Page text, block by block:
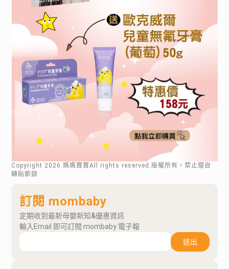
Copyright 2026 .媽媽寶寶All rights reserved.版權所有，禁止擅自
轉貼節錄
訂閱 mombaby
定期收到最新母嬰新知&優惠資訊
輸入Email 即可訂閱 mombaby 電子報
送出